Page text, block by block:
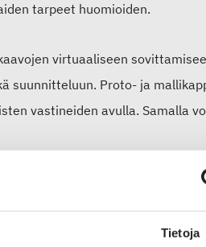
Tietoja
tarpeet huomioiden.
virtuaaliseen
suunnitteluun. Proto- ja
vastineiden avulla. Samalla
sarjontapalvelut sekä 3D-